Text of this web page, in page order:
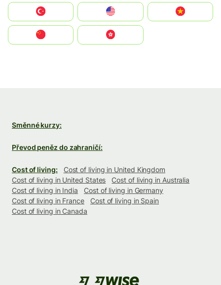
United States
中國香港特別行政區
Směnné kurzy:
Převod peněz do zahraničí:
Cost of living:
Cost of living in United Kingdom
Cost of living in United States
Cost of living in Australia
Cost of living in India
Cost of living in Germany
Cost of living in France
Cost of living in Spain
Cost of living in Canada